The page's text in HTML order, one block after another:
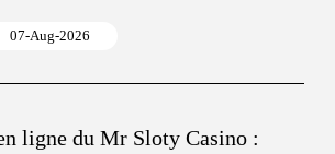
07-Aug-2026
ligne du Mr Sloty Casino :